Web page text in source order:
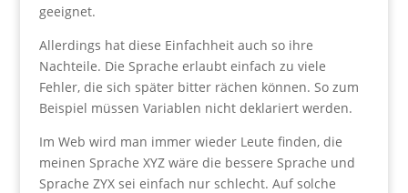
geeignet.
Allerdings hat diese Einfachheit auch so ihre
Nachteile. Die Sprache erlaubt einfach zu viele
Fehler, die sich später bitter rächen können. So zum
Beispiel müssen Variablen nicht deklariert werden.
Im Web wird man immer wieder Leute finden, die
meinen Sprache XYZ wäre die bessere Sprache und
Sprache ZYX sei einfach nur schlecht. Auf solche